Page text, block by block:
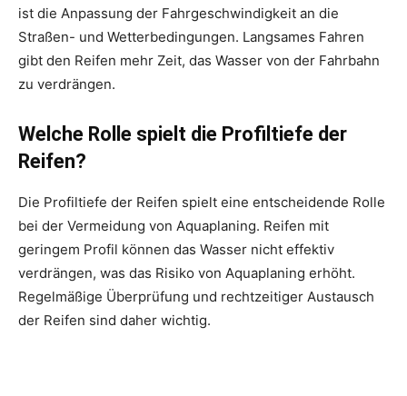
ist die Anpassung der Fahrgeschwindigkeit an die
Straßen- und Wetterbedingungen. Langsames Fahren
gibt den Reifen mehr Zeit, das Wasser von der Fahrbahn
zu verdrängen.
Welche Rolle spielt die Profiltiefe der
Reifen?
Die Profiltiefe der Reifen spielt eine entscheidende Rolle
bei der Vermeidung von Aquaplaning. Reifen mit
geringem Profil können das Wasser nicht effektiv
verdrängen, was das Risiko von Aquaplaning erhöht.
Regelmäßige Überprüfung und rechtzeitiger Austausch
der Reifen sind daher wichtig.